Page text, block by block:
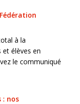
à la
élèves en
le communiqué
: nos